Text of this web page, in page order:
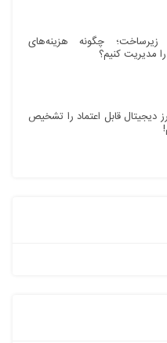
زیرساخت؛ چگونه هزینه‌های
مدیریت کنیم؟
قابل اعتماد را تشخیص